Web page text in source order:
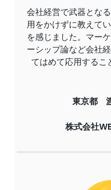
会社経営で武器とな
用をかけずに教えて
を感じました。 マー
ーシップ論など会社
てはめて応用するこ
東京都
株式会社